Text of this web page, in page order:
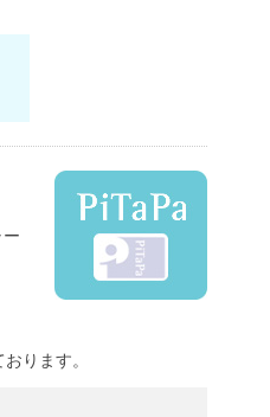
ります。